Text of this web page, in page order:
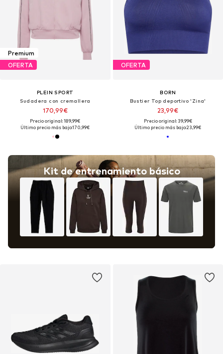
Premium
OFERTA
PLEIN SPORT
Sudadera con cremallera
170,99€
Precio original: 189,99€
Último precio más bajo:170,99€
Kit de entrenamiento básico
OFERTA
BORN
Bustier Top deportivo 'Zina'
23,99€
Precio original: 39,99€
Último precio más bajo:23,99€